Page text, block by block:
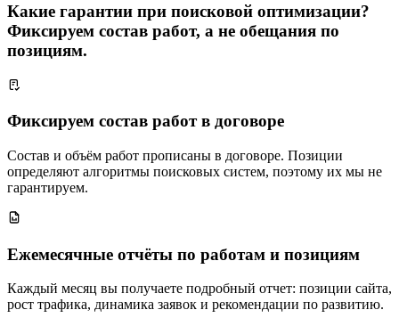
Какие гарантии при поисковой оптимизации?
Фиксируем состав работ, а не обещания по
позициям.
Фиксируем состав работ в договоре
Состав и объём работ прописаны в договоре. Позиции
определяют алгоритмы поисковых систем, поэтому их мы не
гарантируем.
Ежемесячные отчёты по работам и позициям
Каждый месяц вы получаете подробный отчет: позиции сайта,
рост трафика, динамика заявок и рекомендации по развитию.